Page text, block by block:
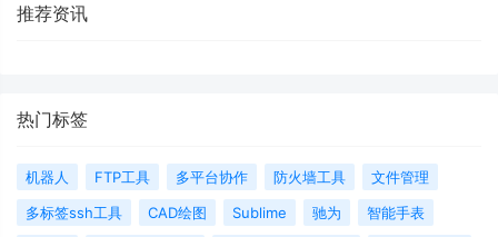
推荐资讯
热门标签
机器人 FTP工具 多平台协作 防火墙工具
文件管理
多标签ssh工具
CAD绘图 Sublime 驰为
智能手表